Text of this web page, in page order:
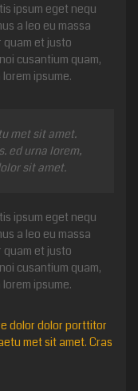
ipsum eget nequ
a leo eu massa
quam et justo
cusantium quam,
ipsume.
met sit amet.
ed urna lorem,
sit amet.
ipsum eget nequ
a leo eu massa
quam et justo
cusantium quam,
ipsume.
dolor dolor porttitor
met sit amet. Cras